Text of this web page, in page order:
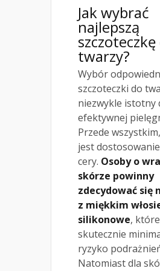
Jak wybrać
najlepszą
szczoteczkę
twarzy?
Wybór
szczoteczki do
niezwykle istotny
efektywnej
Przede
jest
cery. Osoby o
skórze powinny
zdecydować się
z miękkim
silikonowe, które
skutecznie
ryzyko
Natomiast dla